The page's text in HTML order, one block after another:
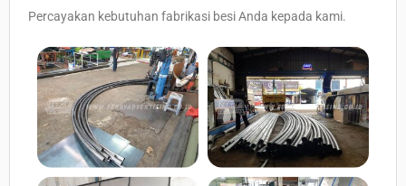
Percayakan kebutuhan fabrikasi besi Anda kepada kami.